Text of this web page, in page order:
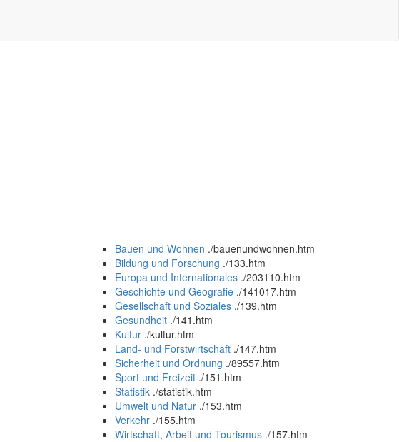
Bauen und Wohnen ./bauenundwohnen.htm
Bildung und Forschung ./133.htm
Europa und Internationales ./203110.htm
Geschichte und Geografie ./141017.htm
Gesellschaft und Soziales ./139.htm
Gesundheit ./141.htm
Kultur ./kultur.htm
Land- und Forstwirtschaft ./147.htm
Sicherheit und Ordnung ./89557.htm
Sport und Freizeit ./151.htm
Statistik ./statistik.htm
Umwelt und Natur ./153.htm
Verkehr ./155.htm
Wirtschaft, Arbeit und Tourismus ./157.htm